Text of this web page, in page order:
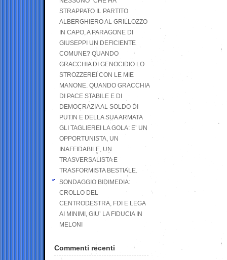
STRAPPATO IL PARTITO
ALBERGHIERO AL GRILLOZZO
IN CAPO, A PARAGONE DI
GIUSEPPI UN DEFICIENTE
COMUNE? QUANDO
GRACCHIA DI GENOCIDIO LO
STROZZEREI CON LE MIE
MANONE. QUANDO GRACCHIA
DI PACE STABILE E DI
DEMOCRAZIA AL SOLDO DI
PUTIN E DELLA SUA ARMATA
GLI TAGLIEREI LA GOLA: E’ UN
OPPORTUNISTA, UN
INAFFIDABILE, UN
TRASVERSALISTA E
TRASFORMISTA BESTIALE.
SONDAGGIO BIDIMEDIA:
CROLLO DEL
CENTRODESTRA, FDI E LEGA
AI MINIMI, GIU’ LA FIDUCIA IN
MELONI
Commenti recenti